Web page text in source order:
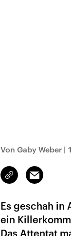
Von Gaby Weber |
Link
kopieren/teilen
Email
Es geschah in
ein
Das Attentat